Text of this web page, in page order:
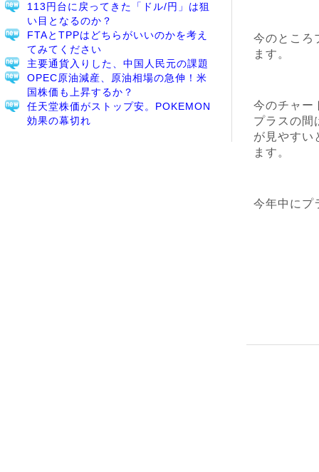
今のところ
ます。
今のチャー
プラスの間
が見やすい
ます。
今年中にプ
113円台に戻ってきた「ドル/円」は狙
い目となるのか？
FTAとTPPはどちらがいいのかを考え
てみてください
主要通貨入りした、中国人民元の課題
OPEC原油減産、原油相場の急伸！米
国株価も上昇するか？
任天堂株価がストップ安。POKEMON
効果の幕切れ